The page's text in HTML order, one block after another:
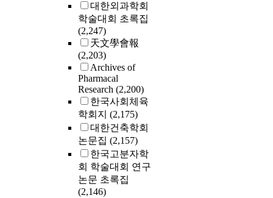
대한외과학회
학술대회 초록집
(2,247)
天文學會報
(2,203)
Archives of
Pharmacal
Research (2,200)
한국사회체육
학회지 (2,175)
대한건축학회
논문집 (2,157)
한국고분자학
회 학술대회 연구
논문 초록집
(2,146)